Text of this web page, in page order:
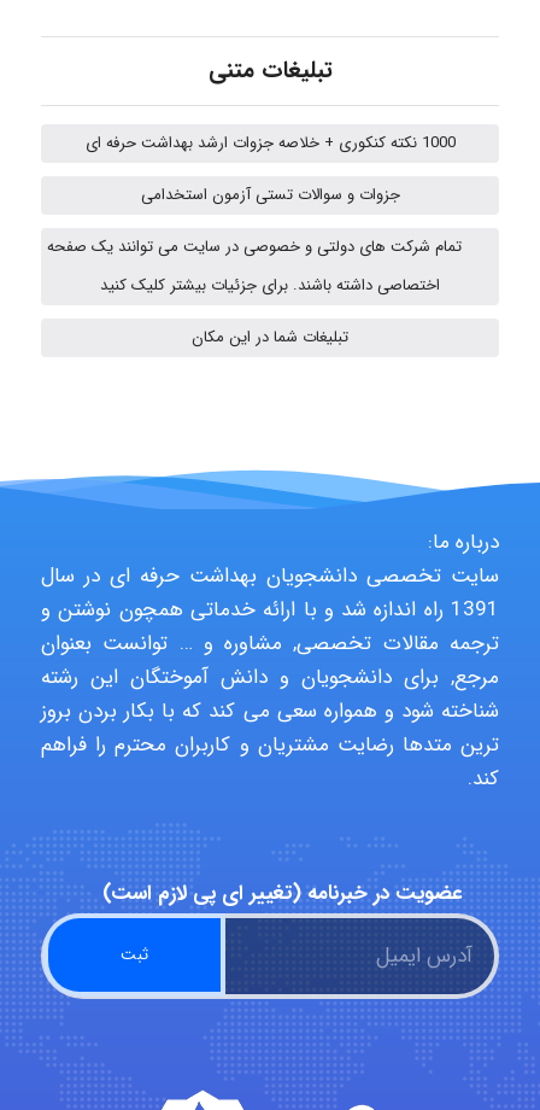
Niloofar
USER124
malekf
abolfazlkoshehe
abolfazlkoshehe
تبلیغات متنی
1000 نکته کنکوری + خلاصه جزوات ارشد بهداشت حرفه ای
جزوات و سوالات تستی آزمون استخدامی
تمام شرکت های دولتی و خصوصی در سایت می توانند یک صفحه
اختصاصی داشته باشند. برای جزئیات بیشتر کلیک کنید
تبلیغات شما در این مکان
درباره ما:
سایت تخصصی دانشجویان بهداشت حرفه ای در سال
1391 راه اندازه شد و با ارائه خدماتی همچون نوشتن و
ترجمه مقالات تخصصی, مشاوره و … توانست بعنوان
مرجع, برای دانشجویان و دانش آموختگان این رشته
شناخته شود و همواره سعی می کند که با بکار بردن بروز
ترین متدها رضایت مشتریان و کاربران محترم را فراهم
کند.
عضویت در خبرنامه (تغییر ای پی لازم است)